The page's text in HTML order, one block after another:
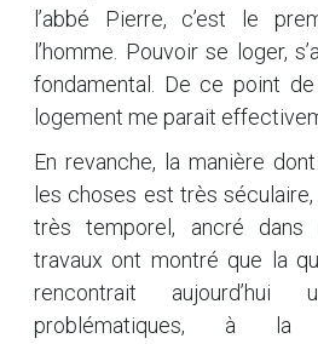
l’abbé Pierre, c’est le
l’homme. Pouvoir se loger,
fondamental. De ce point
logement me parait
En revanche, la manière
les choses est très
très temporel, ancré dans
travaux ont montré que la
rencontrait
problématiques, à la